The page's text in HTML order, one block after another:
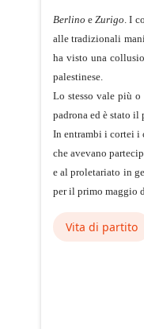
Berlino eZurigo . I
alle tradizionali
ha visto una
palestinese.
Lo stesso vale più
padrona ed è stato il
In entrambi i cortei i
che avevano
e al proletariato in
per il primo maggio
Vita di partito